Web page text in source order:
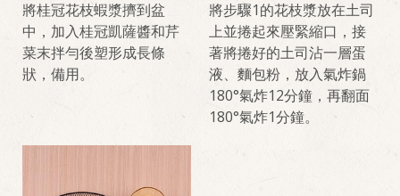
將桂冠花枝蝦漿擠到盆
中，加入桂冠凱薩醬和芹
菜末拌勻後塑形成長條
狀，備用。
將步驟1的花枝漿放在土司
上並捲起來壓緊縮口，接
著將捲好的土司沾一層蛋
液、麵包粉，放入氣炸鍋
180°氣炸12分鐘，再翻面
180°氣炸1分鐘。